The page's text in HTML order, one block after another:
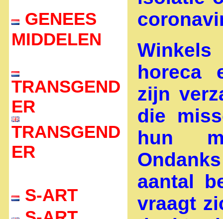
GENEES
MIDDELEN
TRANSGEND
ER
TRANSGEND
ER
S-ART
horeca
zijn
die
hun
aantal
vraagt